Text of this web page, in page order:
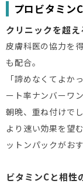
プロビタミン
クリニックを超
皮膚科医の協力を
も配合。
「諦めなくてよか
ート率ナンバーワ
朝晩、重ね付けで
より速い効果を望
ットンパックがお
ビタミンCと相性